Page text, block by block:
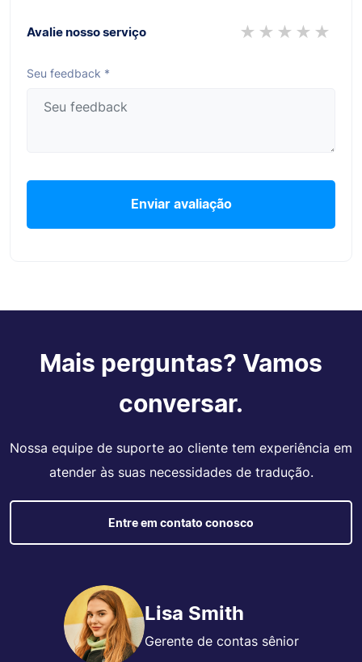
Avalie nosso serviço ★
★
★
★
★
Seu feedback *
Enviar avaliação
Mais perguntas? Vamos
conversar.
Nossa equipe de suporte ao cliente tem experiência em
atender às suas necessidades de tradução.
Entre em contato conosco
Lisa Smith
Gerente de contas sênior